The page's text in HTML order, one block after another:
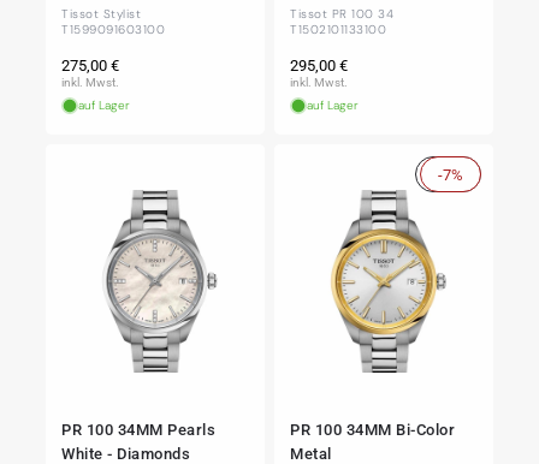
Tissot Stylist
T1599091603100
Normaler
Preis
275,00 €
inkl. Mwst.
auf Lager
Tissot PR 100 34
T1502101133100
Normaler
Preis
295,00 €
inkl. Mwst.
auf Lager
PR 100 34MM Pearls
White - Diamonds
Sale
PR 100 34MM Bi-Color
Metal
-7%